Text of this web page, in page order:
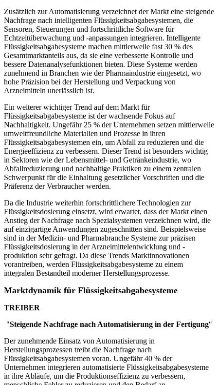
Zusätzlich zur Automatisierung verzeichnet der Markt eine steigende
Nachfrage nach intelligenten Flüssigkeitsabgabesystemen, die
Sensoren, Steuerungen und fortschrittliche Software für
Echtzeitüberwachung und -anpassungen integrieren. Intelligente
Flüssigkeitsabgabesysteme machen mittlerweile fast 30 % des
Gesamtmarktanteils aus, da sie eine verbesserte Kontrolle und
bessere Datenanalysefunktionen bieten. Diese Systeme werden
zunehmend in Branchen wie der Pharmaindustrie eingesetzt, wo
hohe Präzision bei der Herstellung und Verpackung von
Arzneimitteln unerlässlich ist.
Ein weiterer wichtiger Trend auf dem Markt für
Flüssigkeitsabgabesysteme ist der wachsende Fokus auf
Nachhaltigkeit. Ungefähr 25 % der Unternehmen setzen mittlerweile
umweltfreundliche Materialien und Prozesse in ihren
Flüssigkeitsabgabesystemen ein, um Abfall zu reduzieren und die
Energieeffizienz zu verbessern. Dieser Trend ist besonders wichtig
in Sektoren wie der Lebensmittel- und Getränkeindustrie, wo
Abfallreduzierung und nachhaltige Praktiken zu einem zentralen
Schwerpunkt für die Einhaltung gesetzlicher Vorschriften und die
Präferenz der Verbraucher werden.
Da die Industrie weiterhin fortschrittlichere Technologien zur
Flüssigkeitsdosierung einsetzt, wird erwartet, dass der Markt einen
Anstieg der Nachfrage nach Spezialsystemen verzeichnen wird, die
auf einzigartige Anwendungen zugeschnitten sind. Beispielsweise
sind in der Medizin- und Pharmabranche Systeme zur präzisen
Flüssigkeitsdosierung in der Arzneimittelentwicklung und -
produktion sehr gefragt. Da diese Trends Marktinnovationen
vorantreiben, werden Flüssigkeitsabgabesysteme zu einem
integralen Bestandteil moderner Herstellungsprozesse.
Marktdynamik für Flüssigkeitsabgabesysteme
TREIBER
"Steigende Nachfrage nach Automatisierung in der Fertigung"
Der zunehmende Einsatz von Automatisierung in
Herstellungsprozessen treibt die Nachfrage nach
Flüssigkeitsabgabesystemen voran. Ungefähr 40 % der
Unternehmen integrieren automatisierte Flüssigkeitsabgabesysteme
in ihre Abläufe, um die Produktionseffizienz zu verbessern,